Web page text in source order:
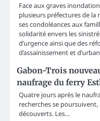
Face aux graves
plusieurs préfectures de la
ses condoléances aux
solidarité envers les
d’urgence ainsi que des
d’assainissement et
Gabon-Trois
naufrage du ferry
Quatre jours après le
recherches se
découverts. Les…